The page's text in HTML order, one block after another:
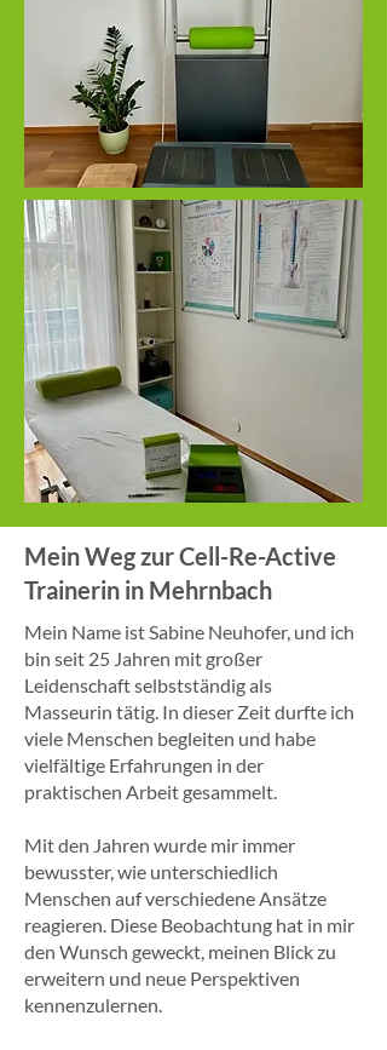
Mein Weg zur Cell-Re-Active
Trainerin in Mehrnbach
Mein Name ist Sabine Neuhofer, und ich
bin seit 25 Jahren mit großer
Leidenschaft selbstständig als
Masseurin tätig. In dieser Zeit durfte ich
viele Menschen begleiten und habe
vielfältige Erfahrungen in der
praktischen Arbeit gesammelt.
Mit den Jahren wurde mir immer
bewusster, wie unterschiedlich
Menschen auf verschiedene Ansätze
reagieren. Diese Beobachtung hat in mir
den Wunsch geweckt, meinen Blick zu
erweitern und neue Perspektiven
kennenzulernen.